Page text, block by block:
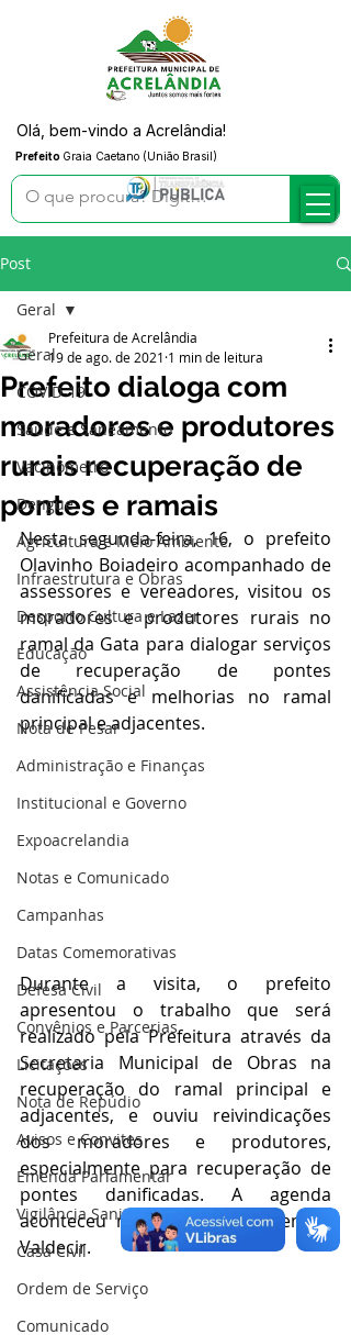
Prefeito Graia Caetano (União Brasil)
Olá, bem-vindo a Acrelândia!
Post
Geral
COVID-19
Saúde e Saneamento
Vacinômetro
Dengue
Agricultura e Meio Ambiente
Infraestrutura e Obras
Desporto Cultura e Lazer
Educação
Assistência Social
Nota de Pesar
Administração e Finanças
Institucional e Governo
Expoacrelandia
Notas e Comunicado
Campanhas
Datas Comemorativas
Defesa Civil
Convênios e Parcerias
Licitações
Nota de Repúdio
Avisos e Convites
Emenda Parlamentar
Vigilância Sanitária
Casa Civil
Ordem de Serviço
Comunicado
Geral
Prefeito dialoga com
moradores e produtores
rurais recuperação de
pontes e ramais
Prefeitura de Acrelândia
19 de ago. de 2021 1 min de leitura
Nesta segunda-feira, 16, o prefeito
Olavinho Boiadeiro acompanhado de
assessores e vereadores, visitou os
moradores e produtores rurais no
ramal da Gata para dialogar serviços
de recuperação de pontes
danificadas e melhorias no ramal
principal e adjacentes.
Durante a visita, o prefeito
apresentou o trabalho que será
realizado pela Prefeitura através da
Secretaria Municipal de Obras na
recuperação do ramal principal e
adjacentes, e ouviu reivindicações
dos moradores e produtores,
especialmente para recuperação de
pontes danificadas. A agenda
aconteceu na residência do senhor
Valdecir.